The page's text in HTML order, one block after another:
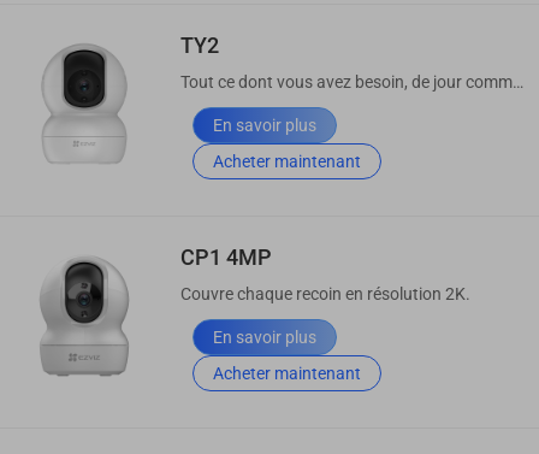
TY2
Tout ce dont vous avez besoin, de jour comme de nuit.
En savoir plus
Acheter maintenant
CP1 4MP
Couvre chaque recoin en résolution 2K.
En savoir plus
Acheter maintenant